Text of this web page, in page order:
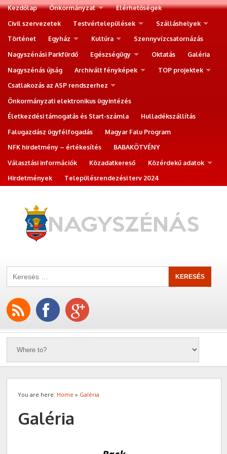
Kezdőlap Önkormányzat
Elérhetőségek
Civil szervezetek
Testvértelepülések
Szálláshelyek
Történet
Egyház Kultúra
Szennyvízcsatornázás
Nagyszénási Parkfürdő
Egészségügy Oktatás
Galéria
Nagyszénás újság
Archivált fényképek
TOP projektek
Csatlakozás az ASP rendszerhez
Önkormányzati elektronikus ügyintézés
Életkezdési támogatás és Start-számla
Hulladékszállítás
Falugazdász ügyfélfogadás
Magyar Falu Program
NFK hirdetmény – értékesítés
BABAKÖTVÉNY
Választási információk
Közadatkereső
Közérdekű adatok
Hirdetmények
Településrendezési terv 2024
You are here: Home » Galéria
Galéria